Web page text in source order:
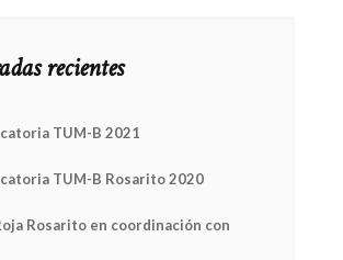
recientes
TUM-B 2021
TUM-B Rosarito 2020
Rosarito en coordinación con